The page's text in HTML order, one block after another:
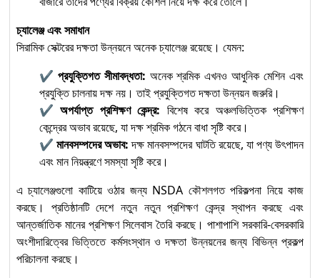
চ্যালেঞ্জ এবং সমাধান
সিরামিক সেক্টরের দক্ষতা উন্নয়নে অনেক চ্যালেঞ্জ রয়েছে। যেমন:
✔ প্রযুক্তিগত সীমাবদ্ধতা: অনেক শ্রমিক এখনও আধুনিক মেশিন এবং
প্রযুক্তি চালনায় দক্ষ নয়। তাই প্রযুক্তিগত দক্ষতা উন্নয়ন জরুরি।
✔অপর্যাপ্ত প্রশিক্ষণ কেন্দ্র: বিশেষ করে অঞ্চলভিত্তিক প্রশিক্ষণ
কেন্দ্রের অভাব রয়েছে, যা দক্ষ শ্রমিক গঠনে বাধা সৃষ্টি করে।
✔ মানবসম্পদের অভাব:দক্ষ মানবসম্পদের ঘাটতি রয়েছে, যা পণ্য উৎপাদন
এবং মান নিয়ন্ত্রণে সমস্যা সৃষ্টি করে।
এ চ্যালেঞ্জগুলো কাটিয়ে ওঠার জন্য NSDA কৌশলগত পরিকল্পনা নিয়ে কাজ
করছে। প্রতিষ্ঠানটি দেশে নতুন নতুন প্রশিক্ষণ কেন্দ্র স্থাপন করছে এবং
আন্তর্জাতিক মানের প্রশিক্ষণ সিলেবাস তৈরি করছে। পাশাপাশি সরকারি-বেসরকারি
অংশীদারিত্বের ভিত্তিতে কর্মসংস্থান ও দক্ষতা উন্নয়নের জন্য বিভিন্ন প্রকল্প
পরিচালনা করছে।